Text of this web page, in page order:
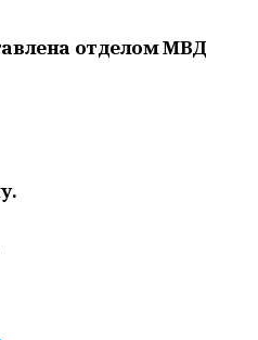
отделом МВД